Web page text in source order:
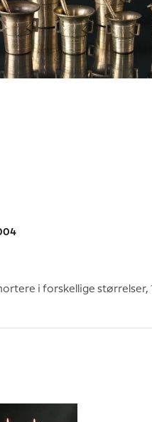
i forskellige størrelser,